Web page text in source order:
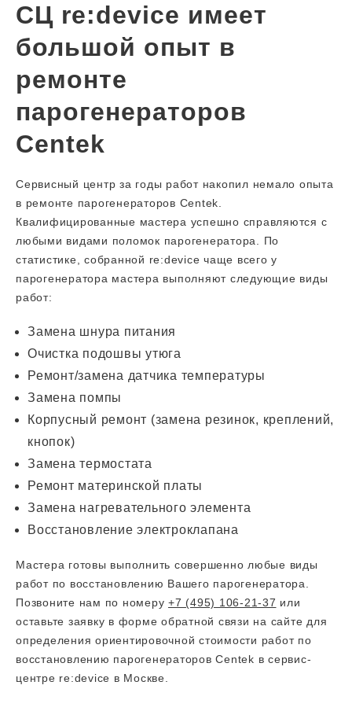
СЦ re:device имеет
большой опыт в
ремонте
парогенераторов
Centek
Сервисный центр за годы работ накопил немало опыта
в ремонте парогенераторов Centek.
Квалифицированные мастера успешно справляются с
любыми видами поломок парогенератора. По
статистике, собранной re:device чаще всего у
парогенератора мастера выполняют следующие виды
работ:
Замена шнура питания
Очистка подошвы утюга
Ремонт/замена датчика температуры
Замена помпы
Корпусный ремонт (замена резинок, креплений,
кнопок)
Замена термостата
Ремонт материнской платы
Замена нагревательного элемента
Восстановление электроклапана
Мастера готовы выполнить совершенно любые виды
работ по восстановлению Вашего парогенератора.
Позвоните нам по номеру +7 (495) 106-21-37 или
оставьте заявку в форме обратной связи на сайте для
определения ориентировочной стоимости работ по
восстановлению парогенераторов Centek в сервис-
центре re:device в Москве.